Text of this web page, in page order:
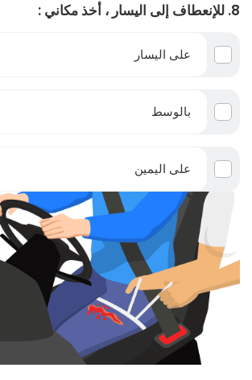
8. للإنعطاف إلى اليسار ، أخذ مكاني :
على اليسار
بالوسط
على اليمين